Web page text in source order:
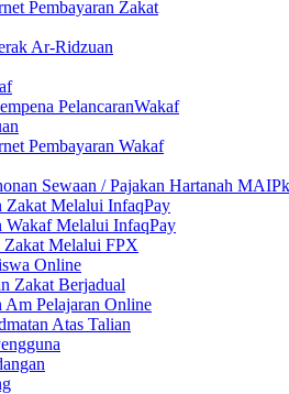
Pembayaran Zakat
Ar-Ridzuan
PelancaranWakaf
Pembayaran Wakaf
Sewaan / Pajakan Hartanah MAIPk
Zakat Melalui InfaqPay
Wakaf Melalui InfaqPay
Zakat Melalui FPX
Online
Zakat Berjadual
Am Pelajaran Online
Atas Talian